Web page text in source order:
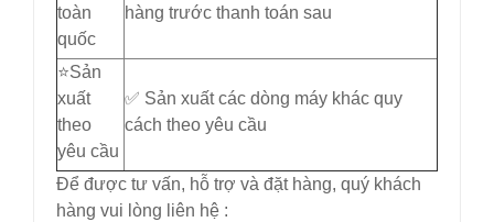
toàn
quốc
hàng trước thanh toán sau
⭐️Sản
xuất
theo
yêu cầu
✅ Sản xuất các dòng máy khác quy
cách theo yêu cầu
Để được tư vấn, hỗ trợ và đặt hàng, quý khách
hàng vui lòng liên hệ :